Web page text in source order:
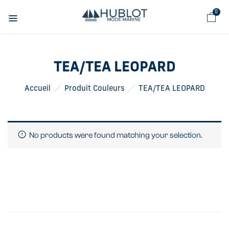
0
TEA/TEA LEOPARD
Accueil Produit Couleurs TEA/TEA LEOPARD
No products were found matching your selection.
Panneau de gestion des cookies